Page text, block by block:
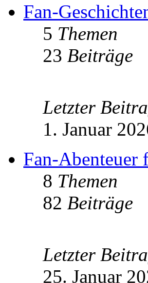
Fan-
5 Themen
23 Beiträge
Letzter
1. Januar
Fan-Abenteuer
8 Themen
82 Beiträge
Letzter
25. Januar